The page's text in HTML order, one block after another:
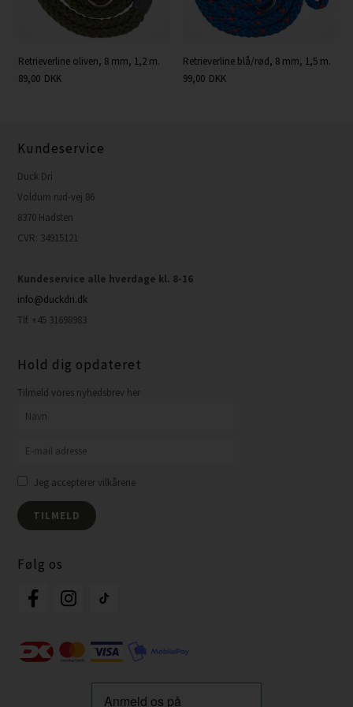
Retrieverline oliven, 8 mm, 1,2 m.
89,00 DKK
Retrieverline blå/rød, 8 mm, 1,5 m.
99,00 DKK
Kundeservice
Duck Dri
Voldum rud-vej 86
8370 Hadsten
CVR: 34915121
Kundeservice alle hverdage kl. 8-16
info@duckdri.dk
Tlf. +45 31698983
Hold dig opdateret
Tilmeld vores nyhedsbrev her
Jeg accepterer vilkårene
Følg os